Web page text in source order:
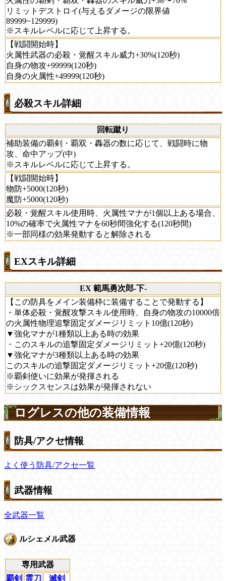
リミットデストロイ(与えるダメージの限界値
89999~129999)
※スキルレベルに応じて上昇する。
【戦闘開始時】
火属性武器の必殺・覚醒スキル威力+30%(120秒)
自身の物攻+99999(120秒)
自身の火属性+49999(120秒)
必殺スキル詳細
回転蹴り
補助装備の覇剣・覇双・轟器の数に応じて、戦闘時に物
攻、命中アップ(中)
※スキルレベルに応じて上昇する。
【戦闘開始時】
物防+5000(120秒)
魔防+5000(120秒)
必殺・覚醒スキル使用時、火属性マナが1個以上ある場合、
10%の確率で火属性マナを60秒間強化する(120秒間)
※一部同様の効果発動すると解除される
EXスキル詳細
EX 範馬勇次郎-下-
【この防具をメイン装備枠に装備することで発動する】
・単体必殺・覚醒攻撃スキル使用時、自身の物攻の10000倍
の火属性物理追撃固定ダメージリミット10億(120秒)
▼強化マナが1種類以上ある時の効果
・このスキルの追撃固定ダメージリミット+20億(120秒)
▼強化マナが3種類以上ある時の効果
このスキルの追撃固定ダメージリミット+20億(120秒)
※覇剣使いに効果が発揮される
※シックスセンスは効果が発揮されない
ログレスの他の装備情報
防具/アクセ情報
よく使う防具/アクセ一覧
武器情報
全武器一覧
ルシェメル武器
専用武器
覇剣 霊刀
滅剣